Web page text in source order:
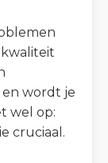
wordt je
wel op:
cruciaal.